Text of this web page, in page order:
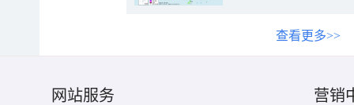
查看更多>>
网站服务 营销